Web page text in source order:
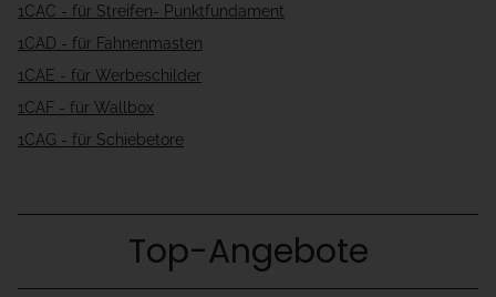
1CAC - für Streifen- Punktfundament
1CAD - für Fahnenmasten
1CAE - für Werbeschilder
1CAF - für Wallbox
1CAG - für Schiebetore
Top-Angebote